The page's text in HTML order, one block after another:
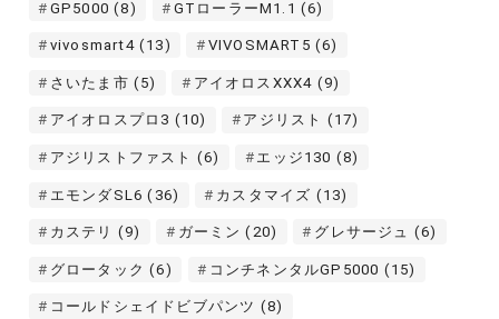
GP5000 (8) GTローラーM1.1 (6)
vivosmart4(13) VIVOSMART5 (6)
さいたま市 (5) アイオロスXXX4 (9)
アイオロスプロ3 (10) アジリスト (17)
アジリストファスト (6) エッジ130 (8)
エモンダSL6 (36) カスタマイズ (13)
カステリ (9) ガーミン (20) グレサージュ (6)
グロータック (6) コンチネンタルGP5000 (15)
コールドシェイドビブパンツ (8)